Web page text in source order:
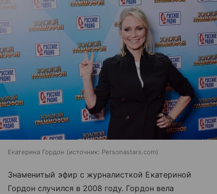
Екатерина Гордон источник: Personastars.com
Знаменитый эфир с журналисткой Екатериной
Гордон случился в 2008 году. Гордон вела